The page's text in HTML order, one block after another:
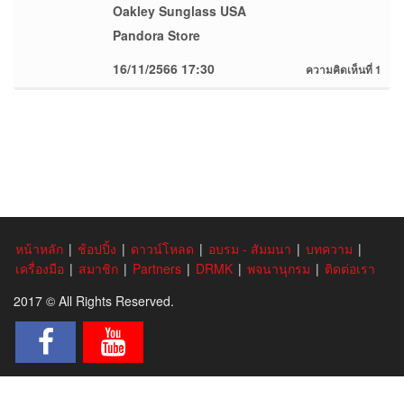
Oakley Sunglass USA
Pandora Store
ความคิดเห็นที่ 1
16/11/2566 17:30
หน้าหลัก | ช้อปปิ้ง | ดาวน์โหลด | อบรม - สัมมนา | บทความ |
เครื่องมือ | สมาชิก | Partners | DRMK | พจนานุกรม | ติดต่อเรา
2017 © All Rights Reserved.